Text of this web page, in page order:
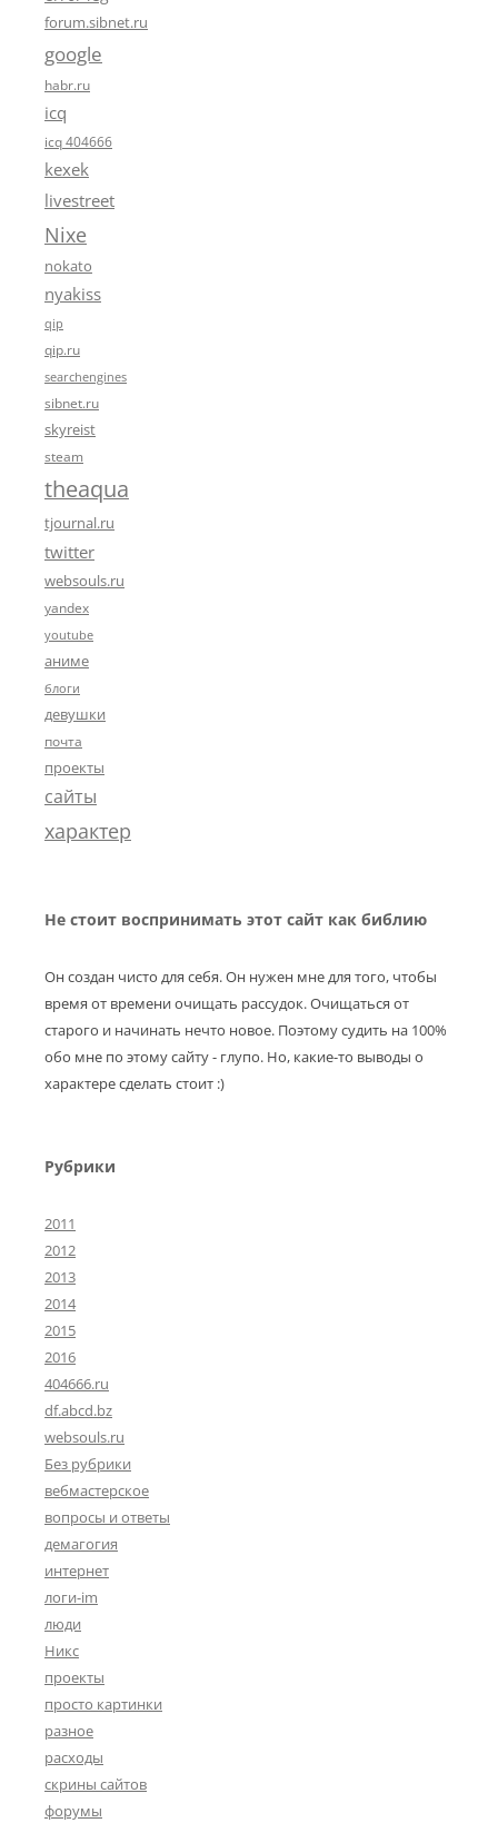
forum.sibnet.ru
google
habr.ru
icq
icq 404666
kexek
livestreet
Nixe
nokato
nyakiss
qip
qip.ru
searchengines
sibnet.ru
skyreist
steam
theaqua
tjournal.ru
twitter
websouls.ru
yandex
youtube
аниме
блоги
девушки
почта
проекты
сайты
характер
Не стоит воспринимать этот сайт как библию
Он создан чисто для себя. Он нужен мне для того, чтобы
время от времени очищать рассудок. Очищаться от
старого и начинать нечто новое. Поэтому судить на 100%
обо мне по этому сайту - глупо. Но, какие-то выводы о
характере сделать стоит :)
Рубрики
2011
2012
2013
2014
2015
2016
404666.ru
df.abcd.bz
websouls.ru
Без рубрики
вебмастерское
вопросы и ответы
демагогия
интернет
логи-im
люди
Никс
проекты
просто картинки
разное
расходы
скрины сайтов
форумы